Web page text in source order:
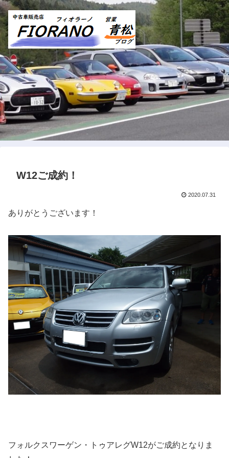
W12ご成約！
2020.07.31
ありがとうございます！
フォルクスワーゲン・トゥアレグW12がご成約となりま